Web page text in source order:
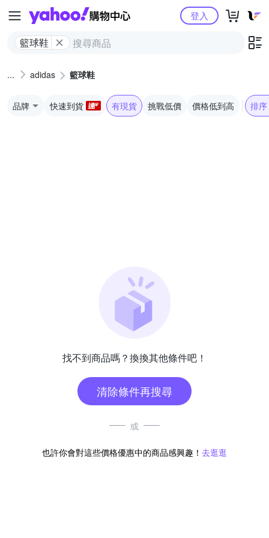
Yahoo購物中心
籃球鞋
登入
adidas 籃球鞋
品牌 快速到貨 有現貨 挑戰低價 價格低到高 排序
找不到商品嗎？換換其他條件吧！
清除條件再搜尋
或
也許你會對這些價格優惠中的商品感興趣！ 去逛逛